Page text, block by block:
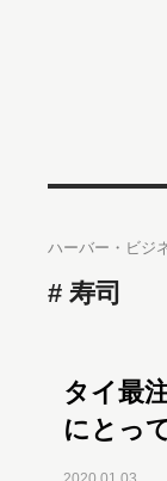
ハーバー・ビジ
寿司
タイ最
にとっ